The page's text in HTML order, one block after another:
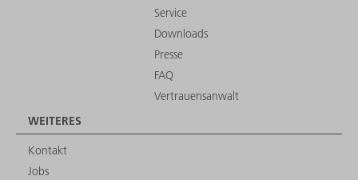
Service
Downloads
Presse
FAQ
Vertrauensanwalt
WEITERES
Kontakt
Jobs